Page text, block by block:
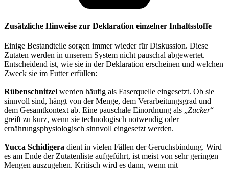
Zusätzliche Hinweise zur Deklaration einzelner Inhaltsstoffe
Einige Bestandteile sorgen immer wieder für Diskussion. Diese
Zutaten werden in unserem System nicht pauschal abgewertet.
Entscheidend ist, wie sie in der Deklaration erscheinen und welchen
Zweck sie im Futter erfüllen:
Rübenschnitzel werden häufig als Faserquelle eingesetzt. Ob sie
sinnvoll sind, hängt von der Menge, dem Verarbeitungsgrad und
dem Gesamtkontext ab. Eine pauschale Einordnung als „Zucker“
greift zu kurz, wenn sie technologisch notwendig oder
ernährungsphysiologisch sinnvoll eingesetzt werden.
Yucca Schidigera dient in vielen Fällen der Geruchsbindung. Wird
es am Ende der Zutatenliste aufgeführt, ist meist von sehr geringen
Mengen auszugehen. Kritisch wird es dann, wenn mit